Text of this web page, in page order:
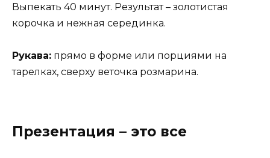
Выпекать 40 минут. Результат – золотистая
корочка и нежная серединка.
Рукава: прямо в форме или порциями на
тарелках, сверху веточка розмарина.
Презентация – это все